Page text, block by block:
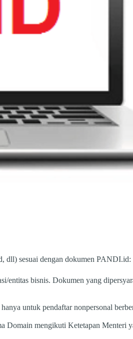
dll) sesuai dengan dokumen PANDI.id:
entitas bisnis. Dokumen yang
untuk pendaftar nonpersonal
Domain mengikuti Ketetapan Menteri